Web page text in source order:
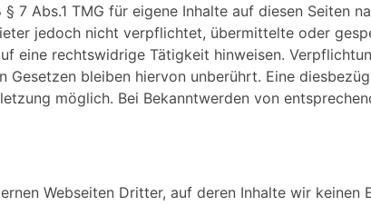
7 Abs.1 TMG für eigene Inhalte auf diesen Seiten
jedoch nicht verpflichtet, übermittelte oder
eine rechtswidrige Tätigkeit hinweisen.
Gesetzen bleiben hiervon unberührt. Eine
möglich. Bei Bekanntwerden von
Webseiten Dritter, auf deren Inhalte wir keinen